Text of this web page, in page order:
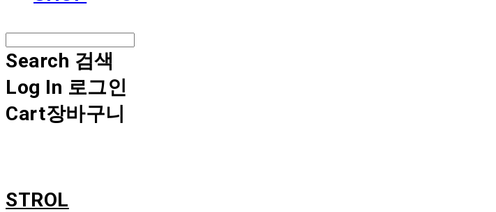
Search 검색
Log In 로그인
Cart장바구니
STROL